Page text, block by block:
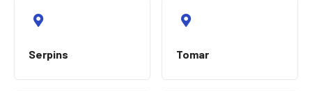
Serpins Tomar